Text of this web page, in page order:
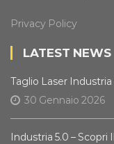
Privacy Policy
LATEST NEWS
Taglio Laser
30 Gennaio 2026
Industria 5.0 – Scopri